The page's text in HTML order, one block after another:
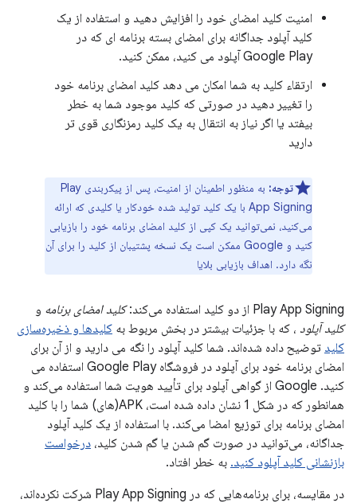
امنیت کلید امضای خود را افزایش دهید و استفاده از یک
کلید آپلود جداگانه برای امضای بسته برنامه ای که در
Google Play آپلود می کنید، ممکن کنید.
ارتقاء کلید به شما امکان می دهد کلید امضای برنامه خود
را تغییر دهید در صورتی که کلید موجود شما به خطر
بیفتد یا اگر نیاز به انتقال به یک کلید رمزنگاری قوی تر
دارید
توجه:
به منظور اطمینان از امنیت، پس از پیکربندی Play
App Signing با یک کلید تولید شده خودکار یا کلیدی که ارائه
می‌کنید، نمی‌توانید یک کپی از کلید امضای برنامه خود را بازیابی
کنید و Google ممکن است یک نسخه پشتیبان از کلید را برای آن
نگه دارد. اهداف بازیابی بلایا
Play App Signing از دو کلید استفاده می‌کند: کلید امضای برنامه و
کلید آپلود ، که با جزئیات بیشتر در بخش مربوط به کلیدها و ذخیره‌سازی
کلید توضیح داده شده‌اند. شما کلید آپلود را نگه می دارید و از آن برای
امضای برنامه خود برای آپلود در فروشگاه Google Play استفاده می
کنید. Google از گواهی آپلود برای تأیید هویت شما استفاده می‌کند و
همانطور که در شکل 1 نشان داده شده است، APK(های) شما را با کلید
امضای برنامه برای توزیع امضا می‌کند. با استفاده از یک کلید آپلود
جداگانه، می‌توانید در صورت گم شدن یا گم شدن کلید، درخواست
بازنشانی کلید آپلود کنید. به خطر افتاد.
در مقایسه، برای برنامه‌هایی که در Play App Signing شرکت نکرده‌اند،